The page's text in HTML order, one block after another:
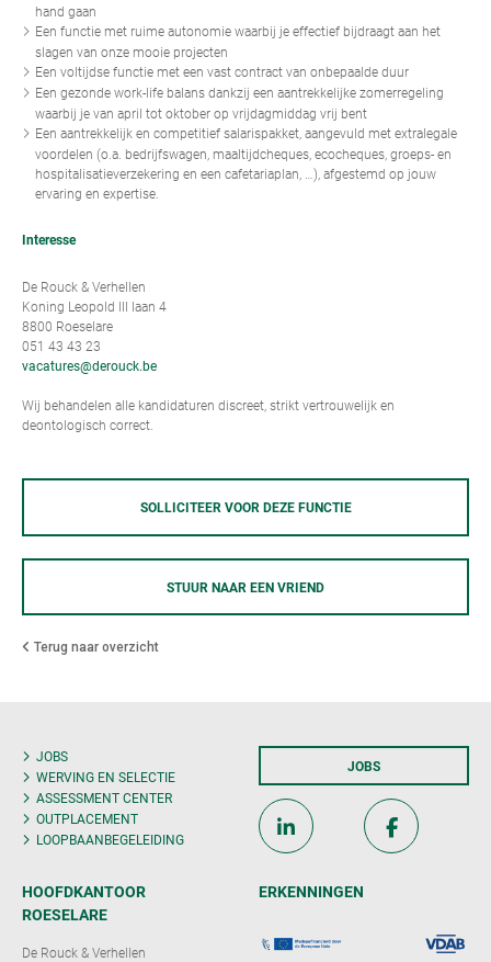
hand gaan
Een functie met ruime autonomie waarbij je effectief bijdraagt aan het
slagen van onze mooie projecten
Een voltijdse functie met een vast contract van onbepaalde duur
Een gezonde work-life balans dankzij een aantrekkelijke zomerregeling
waarbij je van april tot oktober op vrijdagmiddag vrij bent
Een aantrekkelijk en competitief salarispakket, aangevuld met extralegale
voordelen (o.a. bedrijfswagen, maaltijdcheques, ecocheques, groeps- en
hospitalisatieverzekering en een cafetariaplan, …), afgestemd op jouw
ervaring en expertise.
Interesse
De Rouck & Verhellen
Koning Leopold III laan 4
8800 Roeselare
051 43 43 23
vacatures@derouck.be
Wij behandelen alle kandidaturen discreet, strikt vertrouwelijk en
deontologisch correct.
SOLLICITEER VOOR DEZE FUNCTIE
STUUR NAAR EEN VRIEND
Terug naar overzicht
JOBS
WERVING EN SELECTIE
ASSESSMENT CENTER
OUTPLACEMENT
LOOPBAANBEGELEIDING
JOBS
HOOFDKANTOOR
ROESELARE
De Rouck & Verhellen
ERKENNINGEN